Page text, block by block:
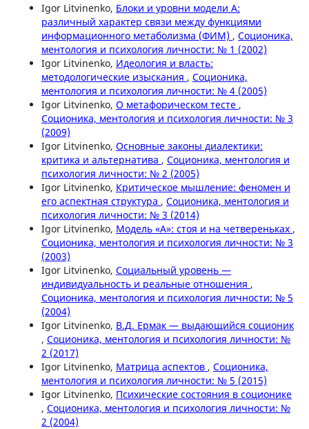
Igor Litvinenko, Блоки и уровни модели А:
различный характер связи между функциями
информационного метаболизма (ФИМ) , Соционика,
ментология и психология личности: № 1 (2002)
Igor Litvinenko, Идеология и власть:
методологические изыскания , Соционика,
ментология и психология личности: № 4 (2005)
Igor Litvinenko, О метафорическом тесте ,
Соционика, ментология и психология личности: № 3
(2009)
Igor Litvinenko, Основные законы диалектики:
критика и альтернатива , Соционика, ментология и
психология личности: № 2 (2005)
Igor Litvinenko, Критическое мышление: феномен и
его аспектная структура , Соционика, ментология и
психология личности: № 3 (2014)
Igor Litvinenko, Модель «А»: стоя и на четвереньках ,
Соционика, ментология и психология личности: № 3
(2003)
Igor Litvinenko, Социальный уровень —
индивидуальность и реальные отношения ,
Соционика, ментология и психология личности: № 5
(2004)
Igor Litvinenko, В.Д. Ермак — выдающийся соционик
, Соционика, ментология и психология личности: №
2 (2017)
Igor Litvinenko, Матрица аспектов , Соционика,
ментология и психология личности: № 5 (2015)
Igor Litvinenko, Психические состояния в соционике
, Соционика, ментология и психология личности: №
2 (2004)